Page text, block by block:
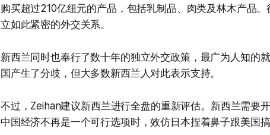
购买超过210亿纽元的产品，包括乳制品、肉类及林木产品
立如此紧密的外交关系。
新西兰同时也奉行了数十年的独立外交政策，最广为人知的
国产生了分歧，但大多数新西兰人对此表示支持。
不过，Zeihan建议新西兰进行全盘的重新评估。新西兰需要
中国经济不再是一个可行选项时，效仿日本捏着鼻子跟美国